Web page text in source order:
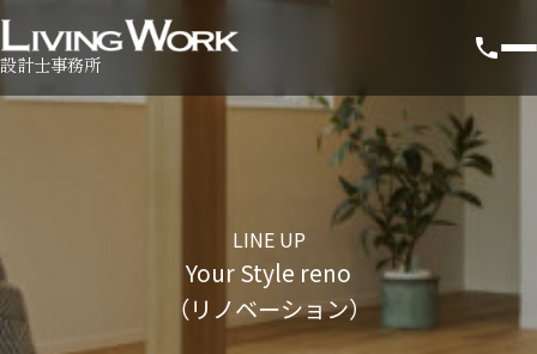
設計士事務所
LINE UP
Your Style reno
（リノベーション）